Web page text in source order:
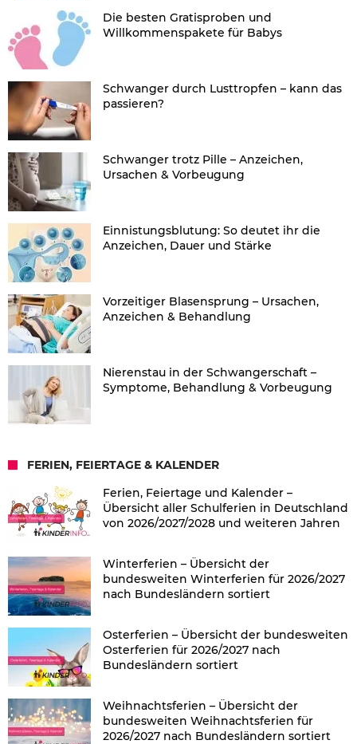
Die besten Gratisproben und
Willkommenspakete für Babys
Schwanger durch Lusttropfen – kann das
passieren?
Schwanger trotz Pille – Anzeichen,
Ursachen & Vorbeugung
Einnistungsblutung: So deutet ihr die
Anzeichen, Dauer und Stärke
Vorzeitiger Blasensprung – Ursachen,
Anzeichen & Behandlung
Nierenstau in der Schwangerschaft –
Symptome, Behandlung & Vorbeugung
FERIEN, FEIERTAGE & KALENDER
Ferien, Feiertage und Kalender –
Übersicht aller Schulferien in Deutschland
von 2026/2027/2028 und weiteren Jahren
Winterferien – Übersicht der
bundesweiten Winterferien für 2026/2027
nach Bundesländern sortiert
Osterferien – Übersicht der bundesweiten
Osterferien für 2026/2027 nach
Bundesländern sortiert
Weihnachtsferien – Übersicht der
bundesweiten Weihnachtsferien für
2026/2027 nach Bundesländern sortiert